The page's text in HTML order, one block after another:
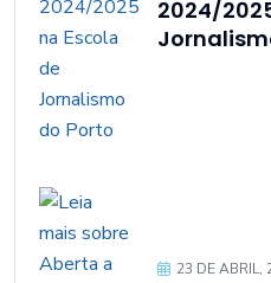
2024/
23 DE ABRIL,